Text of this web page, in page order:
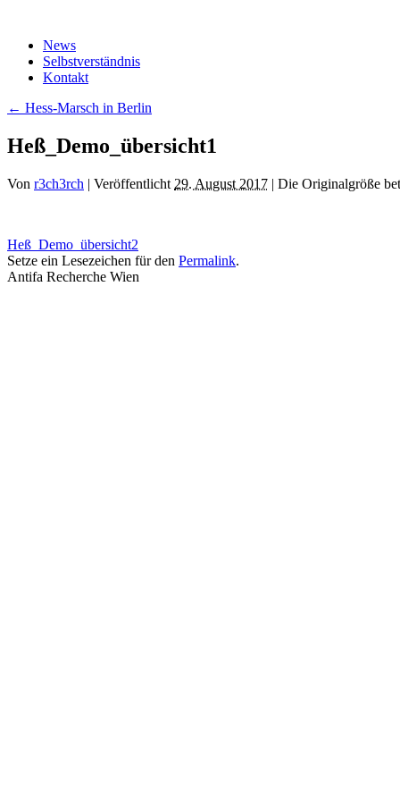
springenNews
Selbstverständnis
Kontakt
← Hess-Marsch in Berlin
Heß_Demo_übersicht1
Von r3ch3rch | Veröffentlicht 29. August 2017 | Die Originalgröße
Heß_Demo_übersicht2
Setze ein Lesezeichen für den Permalink.
Antifa Recherche Wien